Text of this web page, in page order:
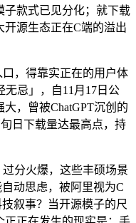
子款式已见分化；就下载
源生态正在C端的溢出
，得靠实正在的用户体
忌」，自11月17日公
，曾被ChatGPT沉创的
日下载量达最高点，持
分火爆，这些丰硕场景
动思虑，被阿里视为C
叙事？当开源模子的尺